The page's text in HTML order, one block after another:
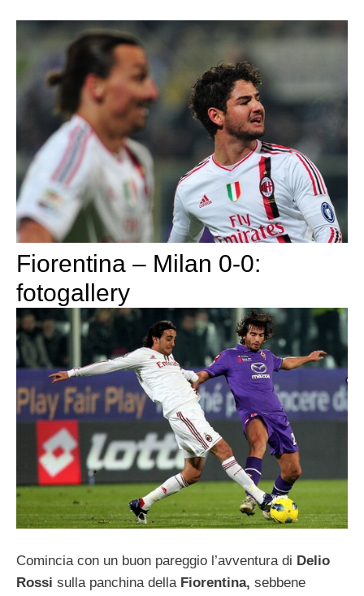
Fiorentina – Milan 0-0:
fotogallery
Comincia con un buon pareggio l’avventura di Delio
Rossi sulla panchina della Fiorentina, sebbene